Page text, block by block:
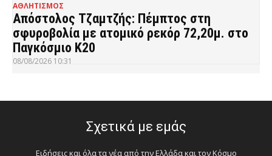
ΑΘΛΗΤΙΣΜΟΣ
Απόστολος Τζαμτζής: Πέμπτος στη
σφυροβολία με ατομικό ρεκόρ 72,20μ. στο
Παγκόσμιο Κ20
08/08/2026 10:31
Σχετικά με εμάς
Ειδήσεις και όλα τα νέα από την Ελλάδα και τον Κόσμο